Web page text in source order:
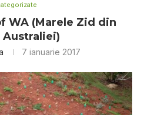
WA (Marele Zid din
Australiei)
7 ianuarie 2017